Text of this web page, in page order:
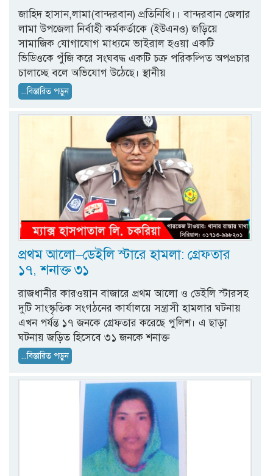
জাহিদ হাসান,লামা(বান্দরবান) প্রতিনিধি।। বান্দরবান জেলার
লামা উপজেলা নির্বাহী কর্মকর্তাকে (ইউএনও) জড়িয়ে
সামাজিক যোগাযোগ মাধ্যমে ভাইরাল হওয়া একটি
ভিডিওকে পুঁজি করে সংঘবদ্ধ একটি চক্র পরিকল্পিত অপপ্রচার
চালাচ্ছে বলে অভিযোগ উঠেছে। স্থানীয়
...বিস্তারিত পড়ুন
প্রথম আলো–ডেইলি স্টারে হামলা: গ্রেফতার
১৭, শনাক্ত ৩১
রাজধানীর কারওয়ান বাজারে প্রথম আলো ও ডেইলি স্টারসহ
দুটি সাংস্কৃতিক সংগঠনের কার্যালয়ে সন্ত্রাসী হামলার ঘটনায়
এখন পর্যন্ত ১৭ জনকে গ্রেফতার করেছে পুলিশ। এ ছাড়া
ঘটনায় জড়িত হিসেবে ৩১ জনকে শনাক্ত
...বিস্তারিত পড়ুন